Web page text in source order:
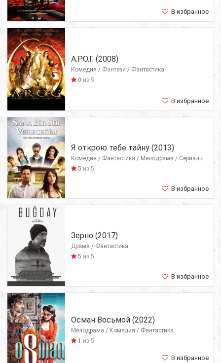
В избранное
А.Р.О.Г. (2008)
Комедия / Фэнтези / Фантастика
0 из 5
В избранное
Я открою тебе тайну (2013)
Комедия / Фантастика / Мелодрама / Сериалы
5 из 5
В избранное
Зерно (2017)
Драма / Фантастика
5 из 5
В избранное
Осман Восьмой (2022)
Мелодрама / Комедия / Фантастика
1 из 5
В избранное